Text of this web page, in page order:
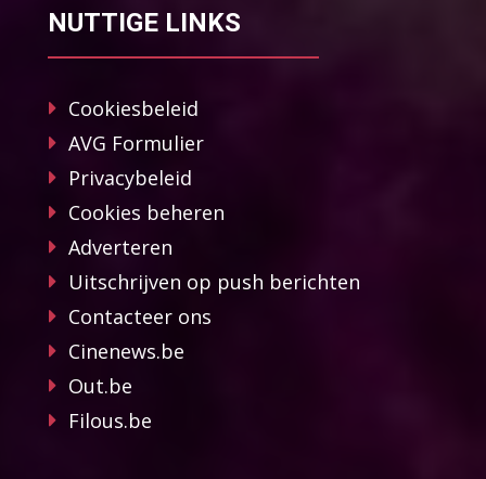
NUTTIGE LINKS
Cookiesbeleid
AVG Formulier
Privacybeleid
Cookies beheren
Adverteren
Uitschrijven op push berichten
Contacteer ons
Cinenews.be
Out.be
Filous.be